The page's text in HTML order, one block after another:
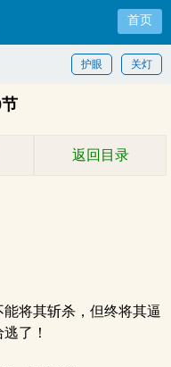
首页
关灯
护眼
返回目录
将其斩杀，但终将其逼
了！